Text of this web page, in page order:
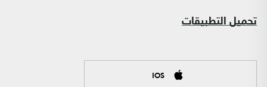
تحميل التطبيقات
IOS